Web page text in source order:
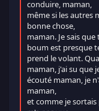
conduire, maman,
même si les autres
bonne chose,
maman. Je sais
boum est presque
prend le volant.
maman, j'ai su que
écouté maman, je
maman,
et comme je